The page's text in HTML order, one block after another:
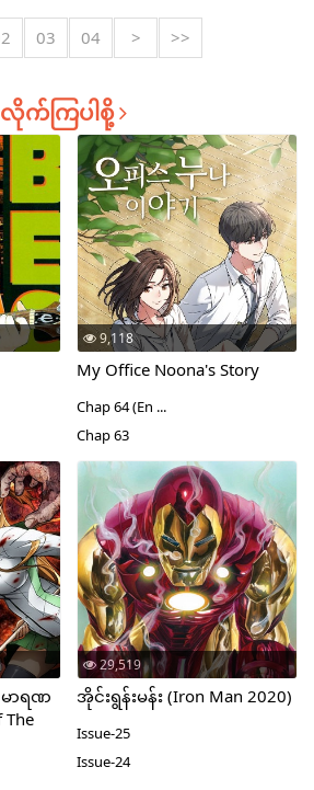
03 04 > >>
က်ကြပါစို့
9,118
My Office Noona's Story
Chap 64 (En ...
Chap 63
ာရဏ
29,519
အိုင်းရွန်းမန်း (Iron Man 2020)
Issue-25
Issue-24